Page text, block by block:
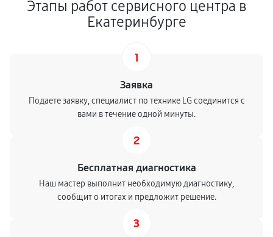
Этапы работ сервисного центра в
Екатеринбурге
1
Заявка
Подаете заявку, специалист по технике LG соединится с
вами в течение одной минуты.
2
Бесплатная диагностика
Наш мастер выполнит необходимую диагностику,
сообщит о итогах и предложит решение.
3